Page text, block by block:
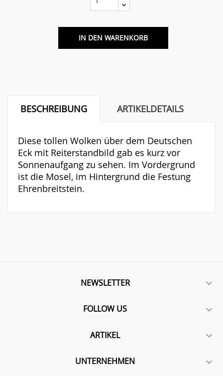
IN DEN WARENKORB
BESCHREIBUNG ARTIKELDETAILS
Diese tollen Wolken über dem Deutschen
Eck mit Reiterstandbild gab es kurz vor
Sonnenaufgang zu sehen. Im Vordergrund
ist die Mosel, im Hintergrund die Festung
Ehrenbreitstein.
NEWSLETTER 
FOLLOW US 
ARTIKEL 
UNTERNEHMEN 